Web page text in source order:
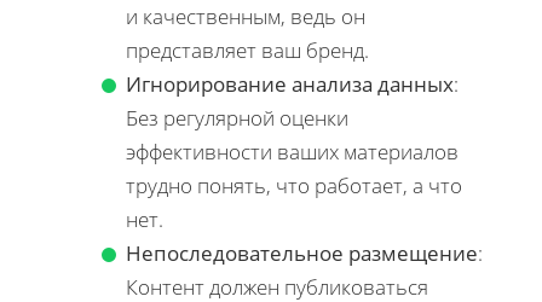
и качественным, ведь он
представляет ваш бренд.
Игнорирование анализа данных:
Без регулярной оценки
эффективности ваших материалов
трудно понять, что работает, а что
нет.
Непоследовательное размещение:
Контент должен публиковаться